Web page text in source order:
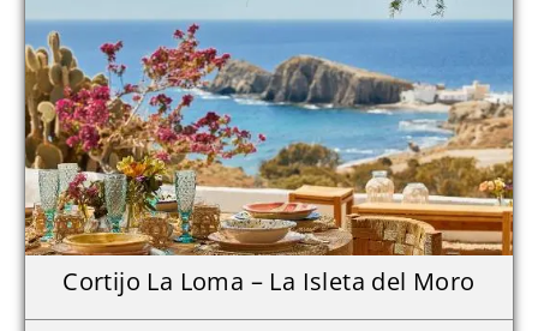
Cortijo La Loma – La Isleta del Moro